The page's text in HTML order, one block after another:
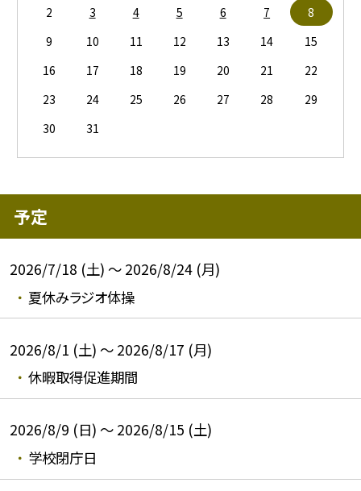
2
3 4 5 6 7
8
9
10 11 12 13 14
15
16
17 18 19 20 21
22
23
24 25 26 27 28
29
30
31
予定
2026/7/18 (土) ～ 2026/8/24 (月)
夏休みラジオ体操
2026/8/1 (土) ～ 2026/8/17 (月)
休暇取得促進期間
2026/8/9 (日) ～ 2026/8/15 (土)
学校閉庁日